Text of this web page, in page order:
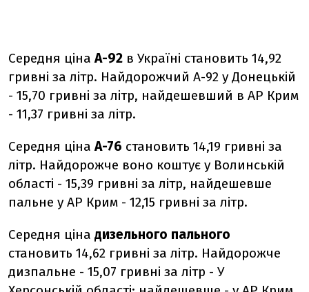
Середня цінаА-92 в Україні становить 14,92
гривні за літр. Найдорожчий А-92 у Донецькій
- 15,70 гривні за літр, найдешевший в АР Крим
- 11,37 гривні за літр.
Середня цінаА-76 становить 14,19 гривні за
літр. Найдорожче воно коштує у Волинській
області - 15,39 гривні за літр, найдешевше
пальне у АР Крим - 12,15 гривні за літр.
Середня ціна дизельного пального
становить 14,62 гривні за літр. Найдорожче
дизпальне - 15,07 гривні за літр - У